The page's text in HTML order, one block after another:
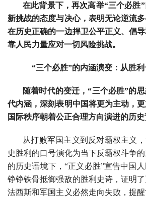
在此背景下，再次高举“三个必胜
新挑战的态度与决心，表明无论逆流
在历史正确的一边捍卫公平正义、倡
靠人民力量应对一切风险挑战。
“三个必胜”的内涵演变：从胜
随着时代的变迁，“三个必胜”的
代内涵，深刻表明中国将更为主动，
国际秩序朝着公正合理方向演进的历史
从打败军国主义到反对霸权主义
史胜利的口号演化为当下反霸权斗争
的历史语境下，“正义必胜”宣告中国
铮铮铁骨抵御强敌的胜利史诗，证明了
法西斯和军国主义必然走向失败，提